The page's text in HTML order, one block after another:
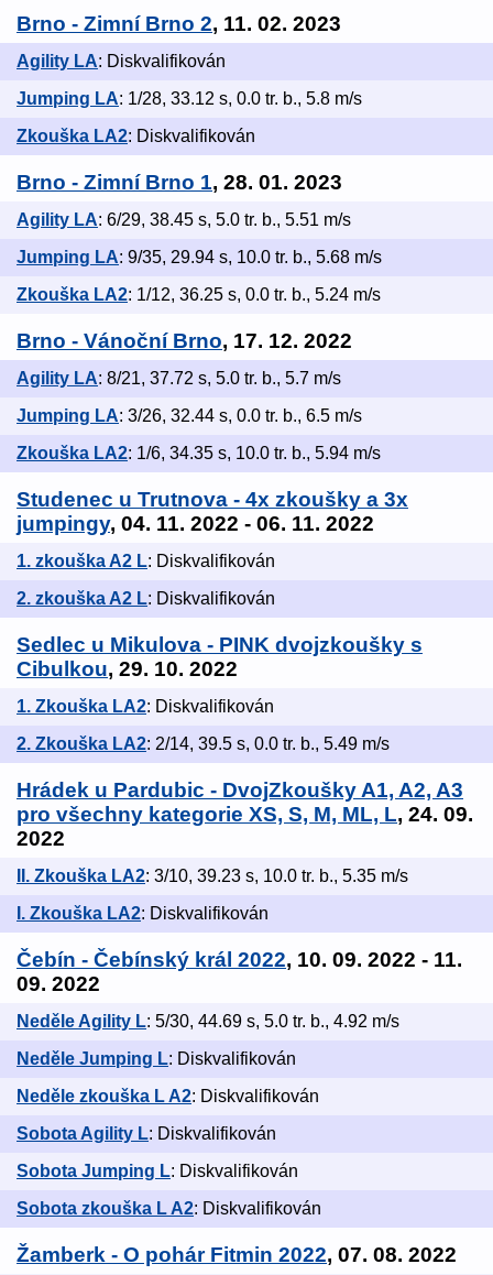
Brno - Zimní Brno 2, 11. 02. 2023
Agility LA: Diskvalifikován
Jumping LA: 1/28, 33.12 s, 0.0 tr. b., 5.8 m/s
Zkouška LA2: Diskvalifikován
Brno - Zimní Brno 1, 28. 01. 2023
Agility LA: 6/29, 38.45 s, 5.0 tr. b., 5.51 m/s
Jumping LA: 9/35, 29.94 s, 10.0 tr. b., 5.68 m/s
Zkouška LA2: 1/12, 36.25 s, 0.0 tr. b., 5.24 m/s
Brno - Vánoční Brno, 17. 12. 2022
Agility LA: 8/21, 37.72 s, 5.0 tr. b., 5.7 m/s
Jumping LA: 3/26, 32.44 s, 0.0 tr. b., 6.5 m/s
Zkouška LA2: 1/6, 34.35 s, 10.0 tr. b., 5.94 m/s
Studenec u Trutnova - 4x zkoušky a 3x
jumpingy, 04. 11. 2022 - 06. 11. 2022
1. zkouška A2 L: Diskvalifikován
2. zkouška A2 L: Diskvalifikován
Sedlec u Mikulova - PINK dvojzkoušky s
Cibulkou, 29. 10. 2022
1. Zkouška LA2: Diskvalifikován
2. Zkouška LA2: 2/14, 39.5 s, 0.0 tr. b., 5.49 m/s
Hrádek u Pardubic - DvojZkoušky A1, A2, A3
pro všechny kategorie XS, S, M, ML, L, 24. 09.
2022
II. Zkouška LA2: 3/10, 39.23 s, 10.0 tr. b., 5.35 m/s
I. Zkouška LA2: Diskvalifikován
Čebín - Čebínský král 2022, 10. 09. 2022 - 11.
09. 2022
Neděle Agility L: 5/30, 44.69 s, 5.0 tr. b., 4.92 m/s
Neděle Jumping L: Diskvalifikován
Neděle zkouška L A2: Diskvalifikován
Sobota Agility L: Diskvalifikován
Sobota Jumping L: Diskvalifikován
Sobota zkouška L A2: Diskvalifikován
Žamberk - O pohár Fitmin 2022, 07. 08. 2022